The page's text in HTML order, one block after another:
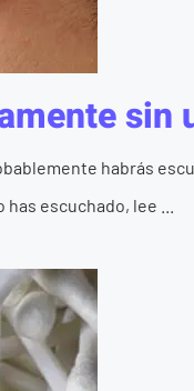
sin
habrás
escuchado, lee ...